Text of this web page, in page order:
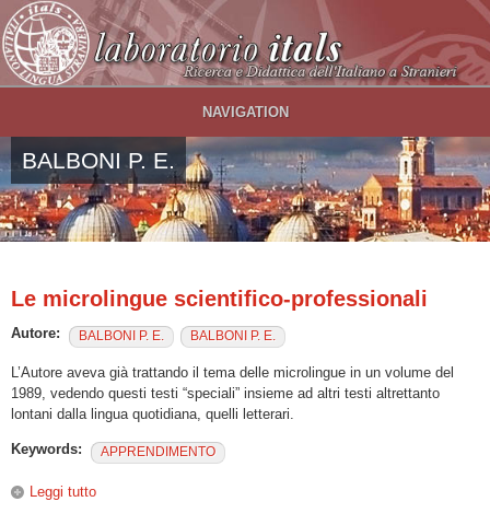
Salta al contenuto principale
NAVIGATION
BALBONI P. E.
Le microlingue scientifico-professionali
Autore: BALBONI P. E. BALBONI P. E.
L’Autore aveva già trattando il tema delle microlingue in un volume del
1989, vedendo questi testi “speciali” insieme ad altri testi altrettanto
lontani dalla lingua quotidiana, quelli letterari.
Keywords: APPRENDIMENTO
Leggi tutto